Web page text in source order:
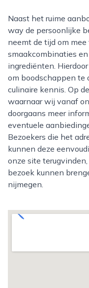
Naast het ruime aanbod aan producten staat bij indian
way de persoonlijke
neemt de tijd om
smaakcombinaties
ingrediënten.
om boodschappen te
culinaire kennis. Op
waarnaar wij vanaf
doorgaans meer
eventuele
Bezoekers die het
kunnen deze
onze site
bezoek kunnen
nijmegen.